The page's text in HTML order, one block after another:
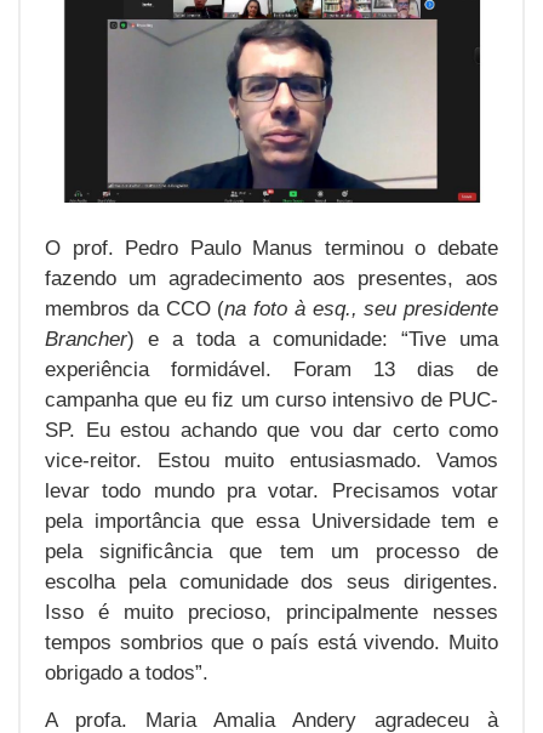
O prof. Pedro Paulo Manus terminou o debate
fazendo um agradecimento aos presentes, aos
membros da CCO (na foto à esq., seu presidente
Brancher) e a toda a comunidade: “Tive uma
experiência formidável. Foram 13 dias de
campanha que eu fiz um curso intensivo de PUC-
SP. Eu estou achando que vou dar certo como
vice-reitor. Estou muito entusiasmado. Vamos
levar todo mundo pra votar. Precisamos votar
pela importância que essa Universidade tem e
pela significância que tem um processo de
escolha pela comunidade dos seus dirigentes.
Isso é muito precioso, principalmente nesses
tempos sombrios que o país está vivendo. Muito
obrigado a todos”.
A profa. Maria Amalia Andery agradeceu à